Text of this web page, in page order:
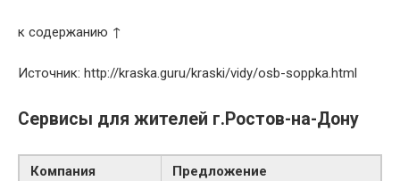
к содержанию ↑
Источник: http://kraska.guru/kraski/vidy/osb-soppka.html
Сервисы для жителей г.Ростов-на-Дону
Компания Предложение